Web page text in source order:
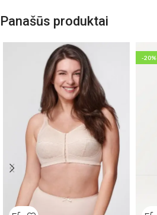
Panašūs produktai
-20%